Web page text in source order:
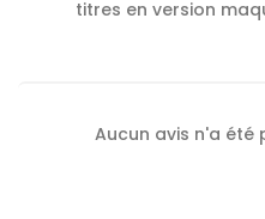
titres en version
Aucun avis n'a été